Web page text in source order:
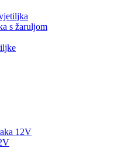
s žaruljom
12V